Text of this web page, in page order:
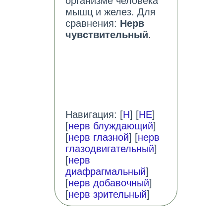
мышц и желез. Для
сравнения: Нерв
чувствительный.
Навигация: [Н] [НЕ]
[нерв блуждающий]
[нерв глазной] [нерв
глазодвигательный]
[нерв
диафрагмальный]
[нерв добавочный]
[нерв зрительный]